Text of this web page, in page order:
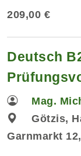
209,00 €
Deutsch
Mag.
Götzis,
Garnmarkt